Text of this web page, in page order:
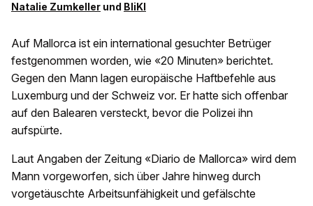
Natalie Zumkeller und BliKI
Auf Mallorca ist ein international gesuchter Betrüger
festgenommen worden, wie «20 Minuten» berichtet.
Gegen den Mann lagen europäische Haftbefehle aus
Luxemburg und der Schweiz vor. Er hatte sich offenbar
auf den Balearen versteckt, bevor die Polizei ihn
aufspürte.
Laut Angaben der Zeitung «Diario de Mallorca» wird dem
Mann vorgeworfen, sich über Jahre hinweg durch
vorgetäuschte Arbeitsunfähigkeit und gefälschte